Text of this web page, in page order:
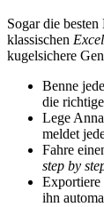
Sogar die
klassischen
kugelsichere
Benne
die
Lege
meldet
Fahre
step by
Exportiere
ihn